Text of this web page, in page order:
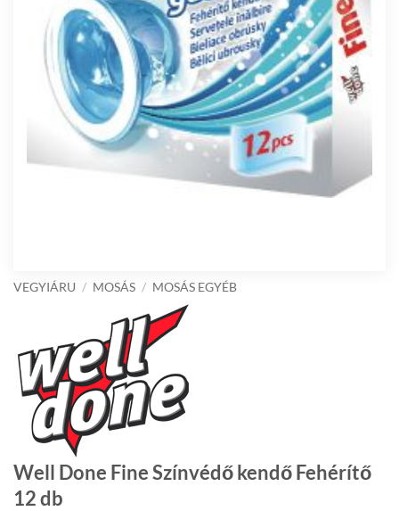
VEGYIÁRU / MOSÁS / MOSÁS EGYÉB
Well Done Fine Színvédő kendő Fehérítő
12 db